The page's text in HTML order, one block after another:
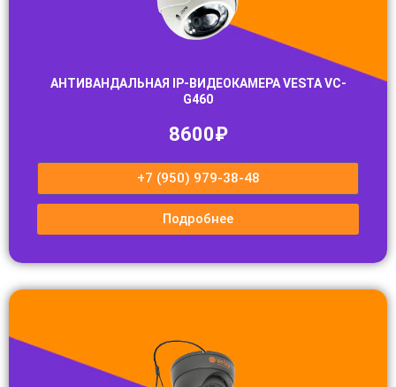
АНТИВАНДАЛЬНАЯ IP-ВИДЕОКАМЕРА VESTA VC-
G460
8600₽
+7 (950) 979-38-48
Подробнее